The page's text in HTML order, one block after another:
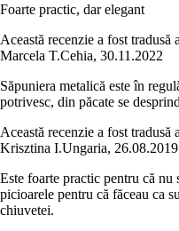
Foarte practic, dar elegant
Această recenzie a fost tradusă
Marcela T.Cehia, 30.11.2022
Săpuniera metalică este în
potrivesc, din păcate se
Această recenzie a fost tradusă
Krisztina I.Ungaria, 26.08.2019
Este foarte practic pentru că nu
picioarele pentru că făceau ca
chiuvetei.